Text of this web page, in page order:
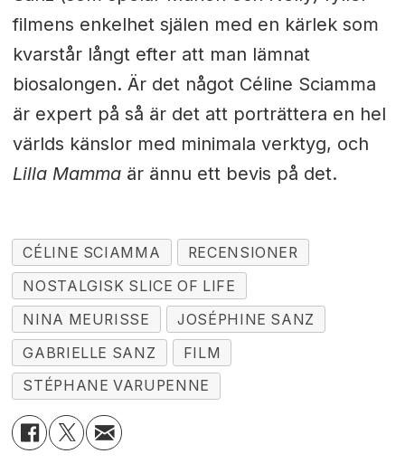
filmens enkelhet själen med en kärlek som
kvarstår långt efter att man lämnat
biosalongen. Är det något Céline Sciamma
är expert på så är det att porträttera en hel
världs känslor med minimala verktyg, och
Lilla Mammaär ännu ett bevis på det.
CÉLINE SCIAMMA
RECENSIONER
NOSTALGISK SLICE OF LIFE
NINA MEURISSE
JOSÉPHINE SANZ
GABRIELLE SANZ
FILM
STÉPHANE VARUPENNE